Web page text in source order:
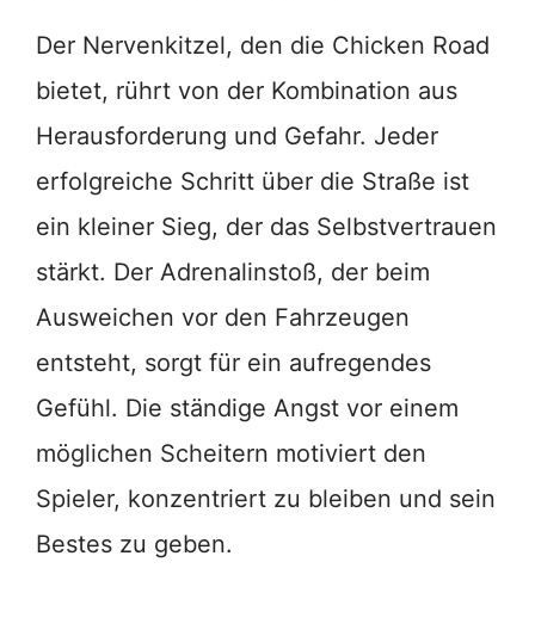
Der Nervenkitzel, den die Chicken Road
bietet, rührt von der Kombination aus
Herausforderung und Gefahr. Jeder
erfolgreiche Schritt über die Straße ist
ein kleiner Sieg, der das Selbstvertrauen
stärkt. Der Adrenalinstoß, der beim
Ausweichen vor den Fahrzeugen
entsteht, sorgt für ein aufregendes
Gefühl. Die ständige Angst vor einem
möglichen Scheitern motiviert den
Spieler, konzentriert zu bleiben und sein
Bestes zu geben.